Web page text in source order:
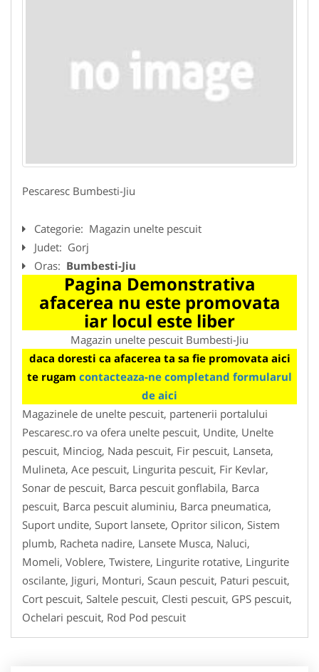
Pescaresc Bumbesti-Jiu
Categorie: Magazin unelte pescuit
Judet: Gorj
Oras: Bumbesti-Jiu
Pagina Demonstrativa
afacerea nu este promovata
iar locul este liber
Magazin unelte pescuit Bumbesti-Jiu
daca doresti ca afacerea ta sa fie promovata aici
te rugam contacteaza-ne completand formularul
de aici
Magazinele de unelte pescuit, partenerii portalului
Pescaresc.ro va ofera unelte pescuit, Undite, Unelte
pescuit, Minciog, Nada pescuit, Fir pescuit, Lanseta,
Mulineta, Ace pescuit, Lingurita pescuit, Fir Kevlar,
Sonar de pescuit, Barca pescuit gonflabila, Barca
pescuit, Barca pescuit aluminiu, Barca pneumatica,
Suport undite, Suport lansete, Opritor silicon, Sistem
plumb, Racheta nadire, Lansete Musca, Naluci,
Momeli, Voblere, Twistere, Lingurite rotative, Lingurite
oscilante, Jiguri, Monturi, Scaun pescuit, Paturi pescuit,
Cort pescuit, Saltele pescuit, Clesti pescuit, GPS pescuit,
Ochelari pescuit, Rod Pod pescuit